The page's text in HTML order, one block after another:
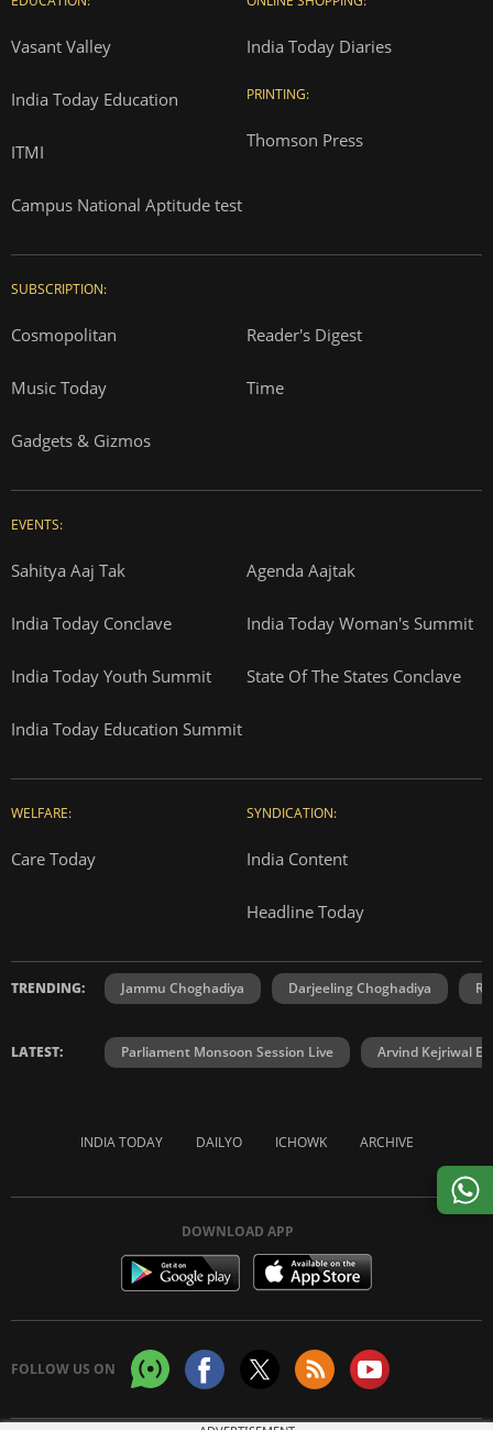
Vasant Valley
India Today Education
ITMI
Campus National Aptitude test
India Today Diaries
PRINTING:
Thomson Press
SUBSCRIPTION:
Cosmopolitan Reader's Digest
Music Today Time
Gadgets & Gizmos
EVENTS:
Sahitya Aaj Tak Agenda Aajtak
India Today Conclave India Today Woman's Summit
India Today Youth Summit State Of The States Conclave
India Today Education Summit
WELFARE:
Care Today
SYNDICATION:
India Content
Headline Today
TRENDING: Jammu Choghadiya Darjeeling Choghadiya
LATEST: Parliament Monsoon Session Live Arvind Kejriwal
INDIA TODAY DAILYO ICHOWK ARCHIVE
DOWNLOAD APP
FOLLOW US ON